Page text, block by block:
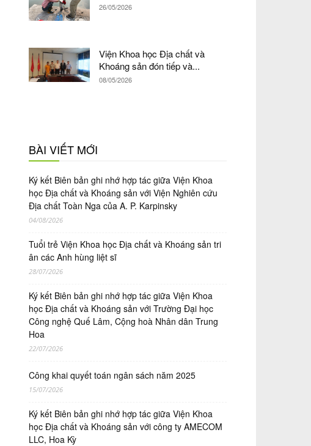
26/05/2026
Viện Khoa học Địa chất và
Khoáng sản đón tiếp và...
08/05/2026
BÀI VIẾT MỚI
Ký kết Biên bản ghi nhớ hợp tác giữa Viện Khoa
học Địa chất và Khoáng sản với Viện Nghiên cứu
Địa chất Toàn Nga của A. P. Karpinsky
04/08/2026
Tuổi trẻ Viện Khoa học Địa chất và Khoáng sản tri
ân các Anh hùng liệt sĩ
28/07/2026
Ký kết Biên bản ghi nhớ hợp tác giữa Viện Khoa
học Địa chất và Khoáng sản với Trường Đại học
Công nghệ Quế Lâm, Cộng hoà Nhân dân Trung
Hoa
22/07/2026
Công khai quyết toán ngân sách năm 2025
15/07/2026
Ký kết Biên bản ghi nhớ hợp tác giữa Viện Khoa
học Địa chất và Khoáng sản với công ty AMECOM
LLC, Hoa Kỳ